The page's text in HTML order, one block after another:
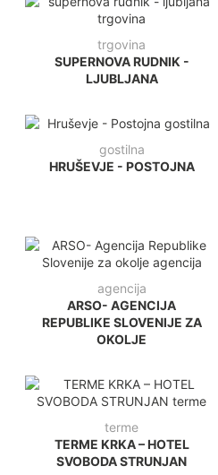
trgovina
SUPERNOVA RUDNIK -
LJUBLJANA
gostilna
HRUŠEVJE - POSTOJNA
agencija
ARSO- AGENCIJA
REPUBLIKE SLOVENIJE ZA
OKOLJE
terme
TERME KRKA – HOTEL
SVOBODA STRUNJAN